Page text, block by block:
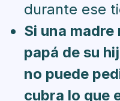
durante ese
Si una
papá de su
no puede
cubra lo que